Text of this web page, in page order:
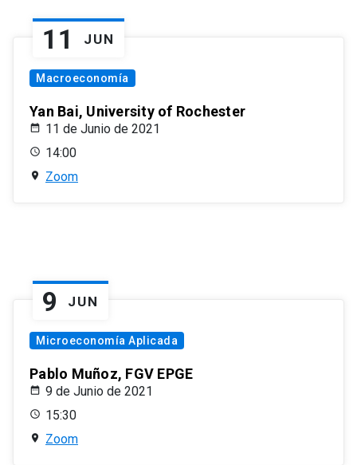
11 JUN
Macroeconomía
Yan Bai, University of Rochester
11 de Junio de 2021
14:00
Zoom
9 JUN
Microeconomía Aplicada
Pablo Muñoz, FGV EPGE
9 de Junio de 2021
15:30
Zoom